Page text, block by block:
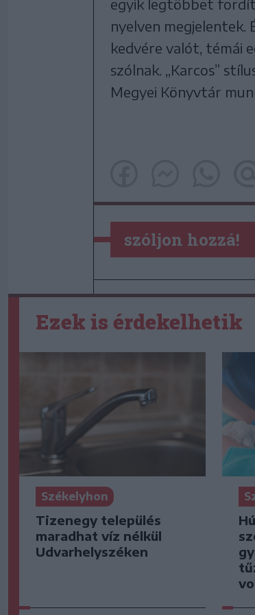
egyik legtöbbet
nyelven
kedvére valót, témái
szólnak. „Karcos”
Megyei Könyvtár
szóljon hozzá!
Ezek is érdekelhetik
Székelyhon
Tizenegy település
maradhat víz nélkül
Udvarhelyszéken